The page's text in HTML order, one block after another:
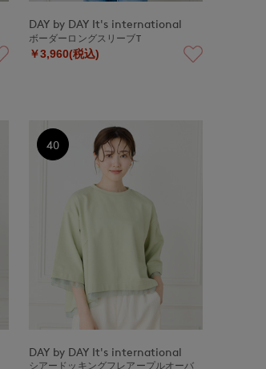
DAY by DAY It's international
ボーダーロングスリーブT
￥3,960(税込)
DAY by DAY It's international
シアードッキングフレアープルオーバ
40